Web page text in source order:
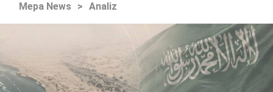
Mepa News > Analiz